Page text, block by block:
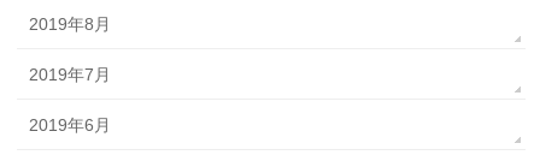
2019年8月
2019年7月
2019年6月